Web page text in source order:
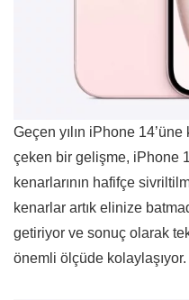
Geçen yılın iPhone
çeken bir gelişme, iPhone
kenarlarının hafifçe
kenarlar artık elinize
getiriyor ve sonuç olarak
önemli ölçüde kolaylaşıyor.